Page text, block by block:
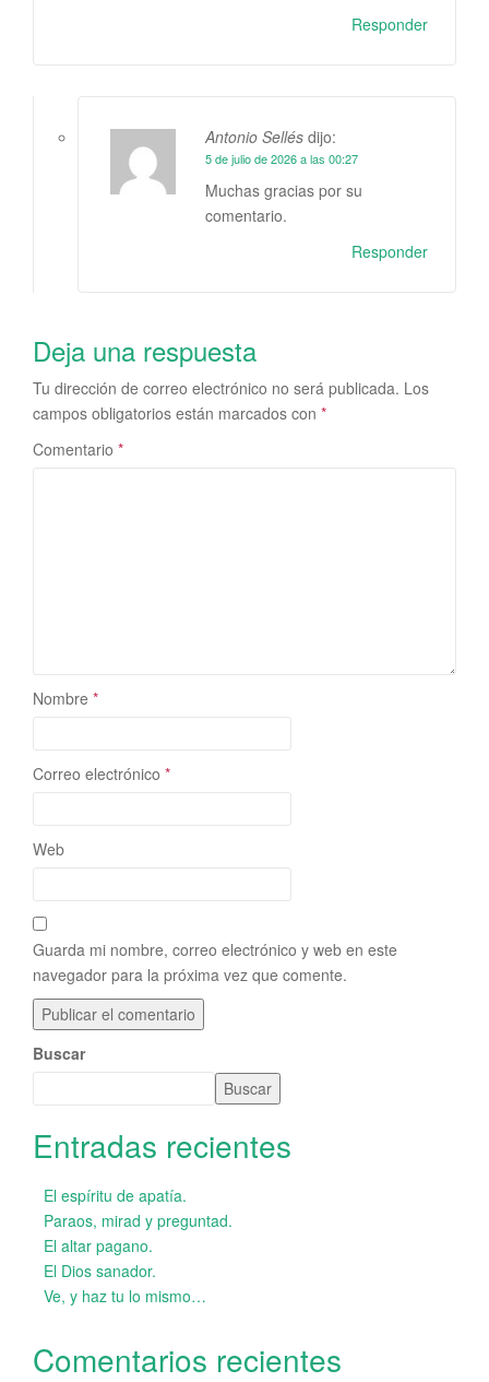
Responder
Antonio Sellés dijo:
5 de julio de 2026 a las 00:27
Muchas gracias por su
comentario.
Responder
Deja una respuesta
Tu dirección de correo electrónico no será publicada. Los
campos obligatorios están marcados con *
Comentario *
Nombre *
Correo electrónico *
Web
Guarda mi nombre, correo electrónico y web en este
navegador para la próxima vez que comente.
Buscar
Buscar
Entradas recientes
El espíritu de apatía.
Paraos, mirad y preguntad.
El altar pagano.
El Dios sanador.
Ve, y haz tu lo mismo…
Comentarios recientes